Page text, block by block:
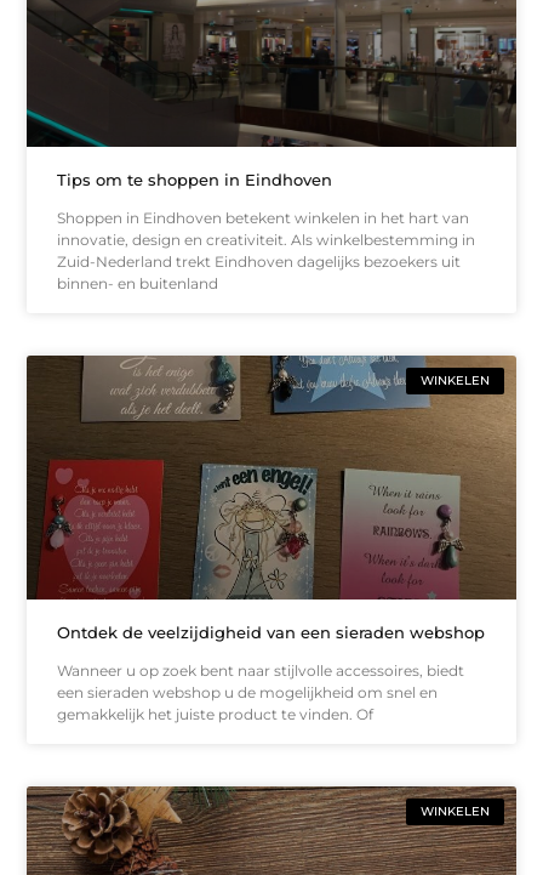
Tips om te shoppen in Eindhoven
Shoppen in Eindhoven betekent winkelen in het hart van
innovatie, design en creativiteit. Als winkelbestemming in
Zuid-Nederland trekt Eindhoven dagelijks bezoekers uit
binnen- en buitenland
WINKELEN
Ontdek de veelzijdigheid van een sieraden webshop
Wanneer u op zoek bent naar stijlvolle accessoires, biedt
een sieraden webshop u de mogelijkheid om snel en
gemakkelijk het juiste product te vinden. Of
WINKELEN